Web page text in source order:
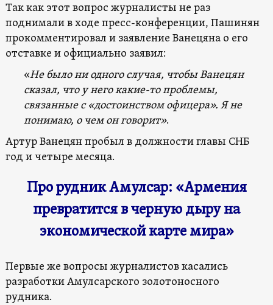
Так как этот вопрос журналисты не раз
поднимали в ходе пресс-конференции, Пашинян
прокомментировал и заявление Ванецяна о его
отставке и официально заявил:
«Не было ни одного случая, чтобы Ванецян
сказал, что у него какие-то проблемы,
связанные с «достоинством офицера». Я не
понимаю, о чем он говорит».
Артур Ванецян пробыл в должности главы СНБ
год и четыре месяца.
Про рудник Амулсар: «Армения
превратится в черную дыру на
экономической карте мира»
Первые же вопросы журналистов касались
разработки Амулсарского золотоносного
рудника.